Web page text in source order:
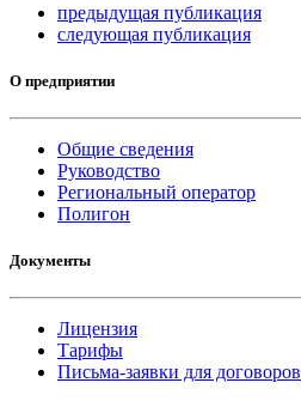
предыдущая публикация
следующая публикация
О предприятии
Общие сведения
Руководство
Региональный оператор
Полигон
Документы
Лицензия
Тарифы
Письма-заявки для договоров